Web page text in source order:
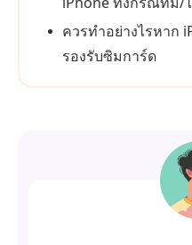
ควรทำอย่างไรหาก
รองรับซิมการ์ด